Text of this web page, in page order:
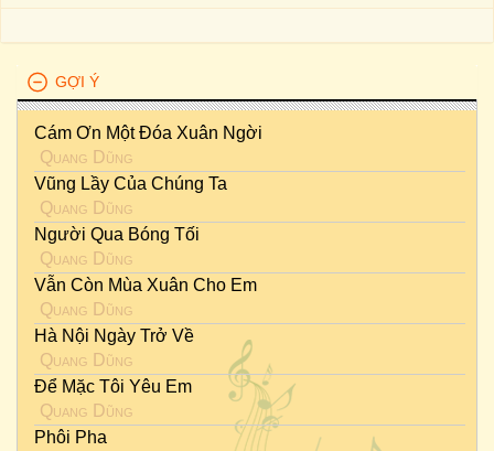
GỢI Ý
Cám Ơn Một Đóa Xuân Ngời
Quang Dũng
Vũng Lầy Của Chúng Ta
Quang Dũng
Người Qua Bóng Tối
Quang Dũng
Vẫn Còn Mùa Xuân Cho Em
Quang Dũng
Hà Nội Ngày Trở Về
Quang Dũng
Để Mặc Tôi Yêu Em
Quang Dũng
Phôi Pha